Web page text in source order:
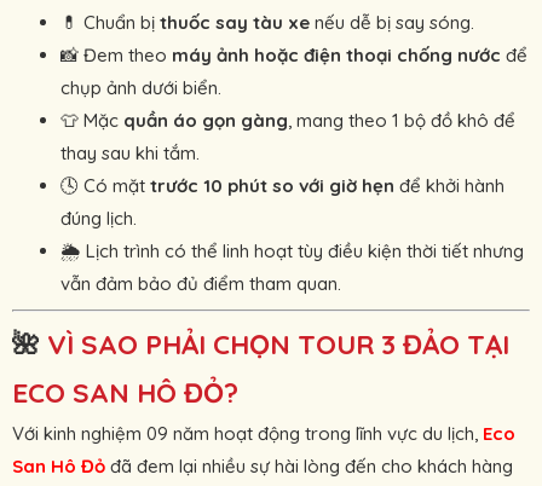
💊 Chuẩn bị thuốc say tàu xe nếu dễ bị say sóng.
📸 Đem theo máy ảnh hoặc điện thoại chống nước để
chụp ảnh dưới biển.
👕 Mặc quần áo gọn gàng, mang theo 1 bộ đồ khô để
thay sau khi tắm.
🕓 Có mặt trước 10 phút so với giờ hẹn để khởi hành
đúng lịch.
🌦 Lịch trình có thể linh hoạt tùy điều kiện thời tiết nhưng
vẫn đảm bảo đủ điểm tham quan.
🌺 VÌ SAO PHẢI CHỌN TOUR 3 ĐẢO TẠI
ECO SAN HÔ ĐỎ?
Với kinh nghiệm 09 năm hoạt động trong lĩnh vực du lịch, Eco
San Hô Đỏ đã đem lại nhiều sự hài lòng đến cho khách hàng